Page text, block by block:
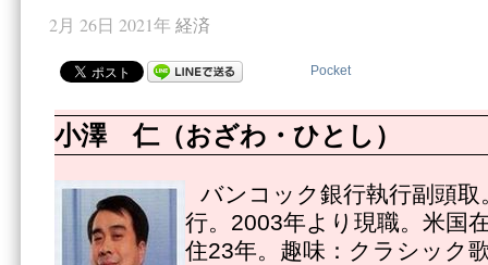
2月 26日 2021年 経済
Pocket
小澤 仁（おざわ・ひとし）
バンコック銀行執行副頭
行。2003年より現職。米国
住23年。趣味：クラシック